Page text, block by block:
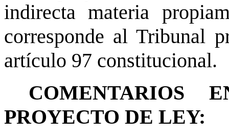
indirecta materia
corresponde al Tribunal
artículo 97 constitucional.
COMENTARIOS
PROYECTO DE LEY: